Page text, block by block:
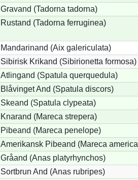
Gravand (Tadorna tadorna)
Rustand (Tadorna ferruginea)
Mandarinand (Aix galericulata)
Sibirisk Krikand (Sibirionetta formosa)
Atlingand (Spatula querquedula)
Blåvinget And (Spatula discors)
Skeand (Spatula clypeata)
Knarand (Mareca strepera)
Pibeand (Mareca penelope)
Amerikansk Pibeand (Mareca
Gråand (Anas platyrhynchos)
Sortbrun And (Anas rubripes)